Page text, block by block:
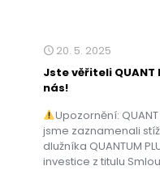
20. 5. 2025
Jste věřiteli QUANT
nás!
Upozornění:
jsme zaznamenali
dlužníka QUANTUM
investice z titulu